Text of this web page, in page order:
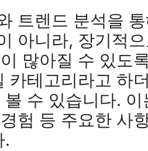
트렌드 분석을
아니라, 장기적
많아질 수 있도
카테고리라고 하
수 있습니다.
험 등 주요한 사
.